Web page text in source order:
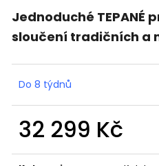
Jednoduché TEPANÉ
sloučení tradičních a
Do 8 týdnů
32 299 Kč
cena: